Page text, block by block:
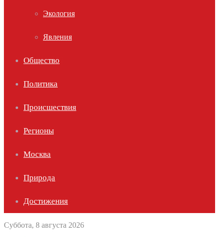
Экология
Явления
Общество
Политика
Происшествия
Регионы
Москва
Природа
Достижения
Суббота, 8 августа 2026